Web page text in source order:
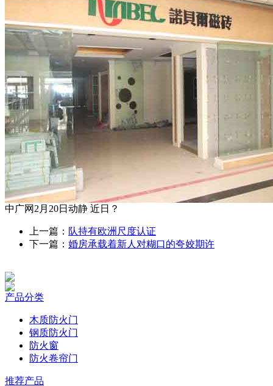
中广网2月20日动静 近日？
上一篇： 队持有欧洲尺度认证
下一篇： 婚房承载着新人对糊口的夸姣期许
产品分类
木质防火门
钢质防火门
防火窗
防火卷帘门
推荐产品